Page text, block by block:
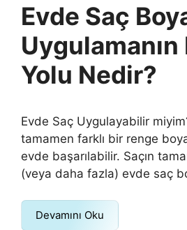
Evde Saç
Uygulamanın
Yolu Nedir?
Evde Saç Uygulayabilir
tamamen farklı bir renge
evde başarılabilir. Saçın
(veya daha fazla) evde saç
Devamını Oku